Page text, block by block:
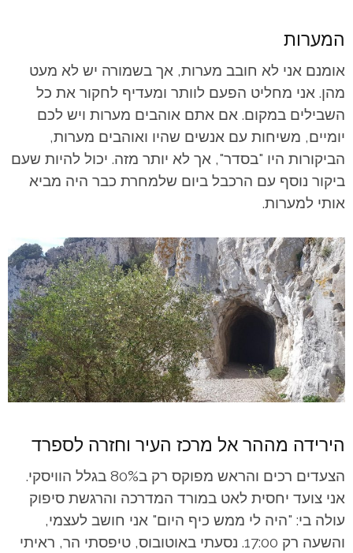
המערות
אומנם אני לא חובב מערות, אך בשמורה יש לא מעט
מהן. אני מחליט הפעם לוותר ומעדיף לחקור את כל
השבילים במקום. אם אתם אוהבים מערות ויש לכם
יומיים, משיחות עם אנשים שהיו ואוהבים מערות,
הביקורות היו "בסדר", אך לא יותר מזה. יכול להיות שעם
ביקור נוסף עם הרכבל ביום שלמחרת כבר היה מביא
אותי למערות.
הירידה מההר אל מרכז העיר וחזרה לספרד
הצעדים רכים והראש מפוקס רק ב80% בגלל הוויסקי.
אני צועד יחסית לאט במורד המדרכה והרגשת סיפוק
עולה בי: "היה לי ממש כיף היום" אני חושב לעצמי,
והשעה רק 17:00. נסעתי באוטובוס, טיפסתי הר, ראיתי